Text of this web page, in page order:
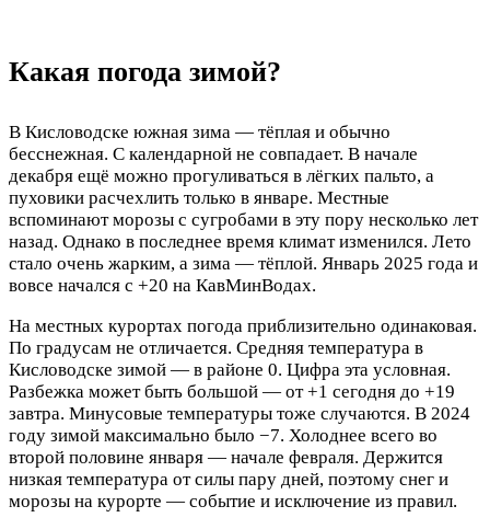
Какая погода зимой?
В Кисловодске южная зима — тёплая и обычно
бесснежная. С календарной не совпадает. В начале
декабря ещё можно прогуливаться в лёгких пальто, а
пуховики расчехлить только в январе. Местные
вспоминают морозы с сугробами в эту пору несколько лет
назад. Однако в последнее время климат изменился. Лето
стало очень жарким, а зима — тёплой. Январь 2025 года и
вовсе начался с +20 на КавМинВодах.
На местных курортах погода приблизительно одинаковая.
По градусам не отличается. Средняя температура в
Кисловодске зимой — в районе 0. Цифра эта условная.
Разбежка может быть большой — от +1 сегодня до +19
завтра. Минусовые температуры тоже случаются. В 2024
году зимой максимально было −7. Холоднее всего во
второй половине января — начале февраля. Держится
низкая температура от силы пару дней, поэтому снег и
морозы на курорте — событие и исключение из правил.